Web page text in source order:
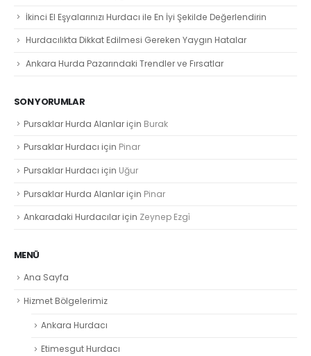
İkinci El Eşyalarınızı Hurdacı ile En İyi Şekilde Değerlendirin
Hurdacılıkta Dikkat Edilmesi Gereken Yaygın Hatalar
Ankara Hurda Pazarındaki Trendler ve Fırsatlar
SON YORUMLAR
Pursaklar Hurda Alanlariçin Burak
Pursaklar Hurdacı için Pinar
Pursaklar Hurdacı için Uğur
Pursaklar Hurda Alanlariçin Pinar
Ankaradaki Hurdacılariçin Zeynep Ezgi̇
MENÜ
Ana Sayfa
Hizmet Bölgelerimiz
Ankara Hurdacı
Etimesgut Hurdacı